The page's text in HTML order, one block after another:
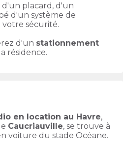
d'un placard, d'un
d'un système de
sécurité.
d'un stationnement
résidence.
en location au Havre,
Caucriauville, se trouve à
voiture du stade Océane.